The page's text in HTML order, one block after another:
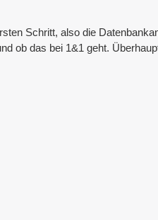
Schritt, also die
ob das bei 1&1 geht.